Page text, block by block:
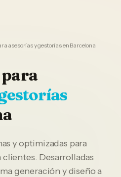
asesorías y gestorías en Barcelona
para
y optimizadas para
Desarrolladas
generación y diseño a